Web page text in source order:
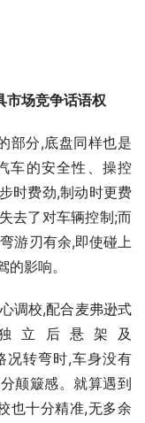
市场竞争话语权
部分,底盘同样也是
车的安全性、操控
时费劲,制动时更费
去了对车辆控制;而
游刃有余,即使碰上
影响。
调校,配合麦弗逊式
立后悬架及
况转弯时,车身没有
颠簸感。就算遇到
也十分精准,无多余